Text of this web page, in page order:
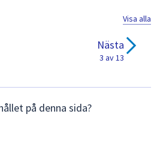
Visa alla
Nästa
3 av 13
på denna sida?